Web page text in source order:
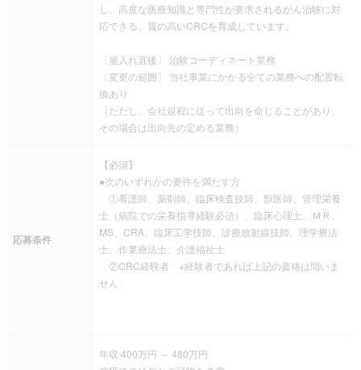
し、高度な医療知識と専門性が要求されるがん治験に対
応できる、質の高いCRCを育成しています。
〔雇入れ直後〕 治験コーディネート業務
〔変更の範囲〕 当社事業にかかる全ての業務への配置転
換あり
（ただし、会社規程に従って出向を命じることがあり、
その場合は出向先の定める業務）
応募条件
【必須】
●次のいずれかの要件を満たす方
①看護師、薬剤師、臨床検査技師、獣医師、管理栄養
士（病院での栄養指導経験必須）、臨床心理士、ＭＲ、
MS、CRA、臨床工学技師、診療放射線技師、理学療法
士、作業療法士、介護福祉士
②CRC経験者 ※経験者であれば上記の資格は問いま
せん
年収 400万円 ～ 480万円